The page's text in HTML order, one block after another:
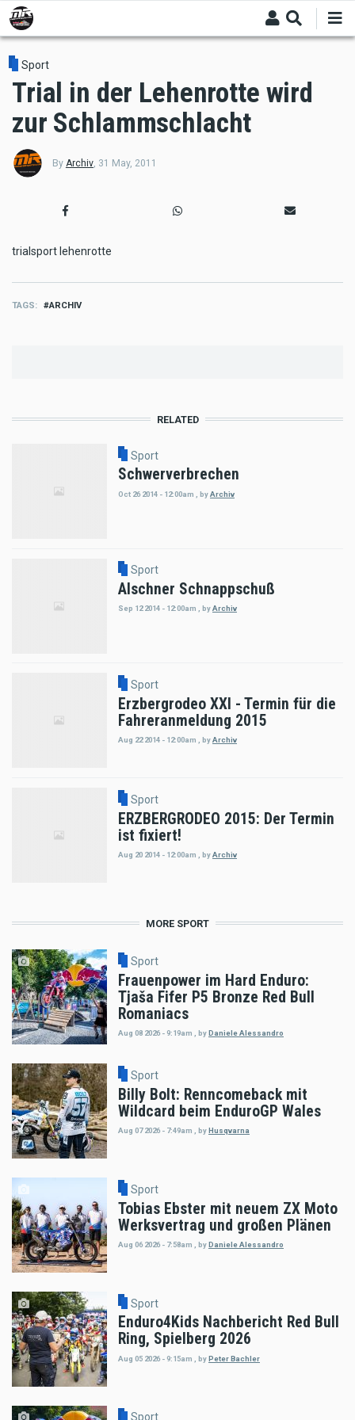
Skip
to
main
content
Sport
Trial in der Lehenrotte wird
zur Schlammschlacht
By Archiv, 31 May, 2011
trialsport lehenrotte
TAGS ARCHIV
RELATED
Sport
Schwerverbrechen
Oct 26 2014 - 12:00am byArchiv
Sport
Alschner Schnappschuß
Sep 12 2014 - 12:00am , byArchiv
Sport
Erzbergrodeo XXI - Termin für die
Fahreranmeldung 2015
Aug 22 2014 - 12:00am byArchiv
Sport
ERZBERGRODEO 2015: Der Termin
ist fixiert!
Aug 20 2014 - 12:00am byArchiv
MORE SPORT
Sport
Frauenpower im Hard Enduro:
Tjaša Fifer P5 Bronze Red Bull
Romaniacs
Aug 08 2026 - 9:19am , byDaniele Alessandro
Sport
Billy Bolt: Renncomeback mit
Wildcard beim EnduroGP Wales
Aug 07 2026 - 7:49am byHusqvarna
Sport
Tobias Ebster mit neuem ZX Moto
Werksvertrag und großen Plänen
Aug 06 2026 - 7:58am byDaniele Alessandro
Sport
Enduro4Kids Nachbericht Red Bull
Ring, Spielberg 2026
Aug 05 2026 - 9:15am byPeter Bachler
Sport